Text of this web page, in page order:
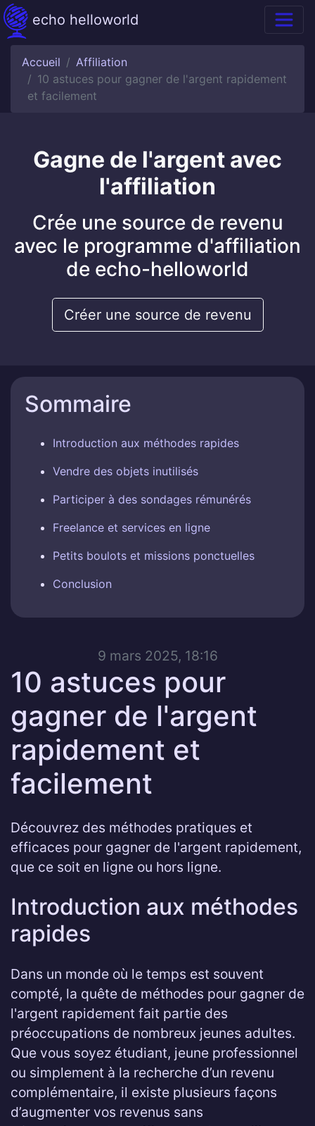
echo helloworld
Accueil
Affiliation
10 astuces pour gagner de l'argent rapidement
et facilement
Gagne de l'argent avec
l'affiliation
Crée une source de revenu
avec le programme d'affiliation
de echo-helloworld
Créer une source de revenu
Sommaire
Introduction aux méthodes rapides
Vendre des objets inutilisés
Participer à des sondages rémunérés
Freelance et services en ligne
Petits boulots et missions ponctuelles
Conclusion
9 mars 2025, 18:16
10 astuces pour
gagner de l'argent
rapidement et
facilement
Découvrez des méthodes pratiques et
efficaces pour gagner de l'argent rapidement,
que ce soit en ligne ou hors ligne.
Introduction aux méthodes
rapides
Dans un monde où le temps est souvent
compté, la quête de méthodes pour gagner de
l'argent rapidement fait partie des
préoccupations de nombreux jeunes adultes.
Que vous soyez étudiant, jeune professionnel
ou simplement à la recherche d’un revenu
complémentaire, il existe plusieurs façons
d’augmenter vos revenus sans